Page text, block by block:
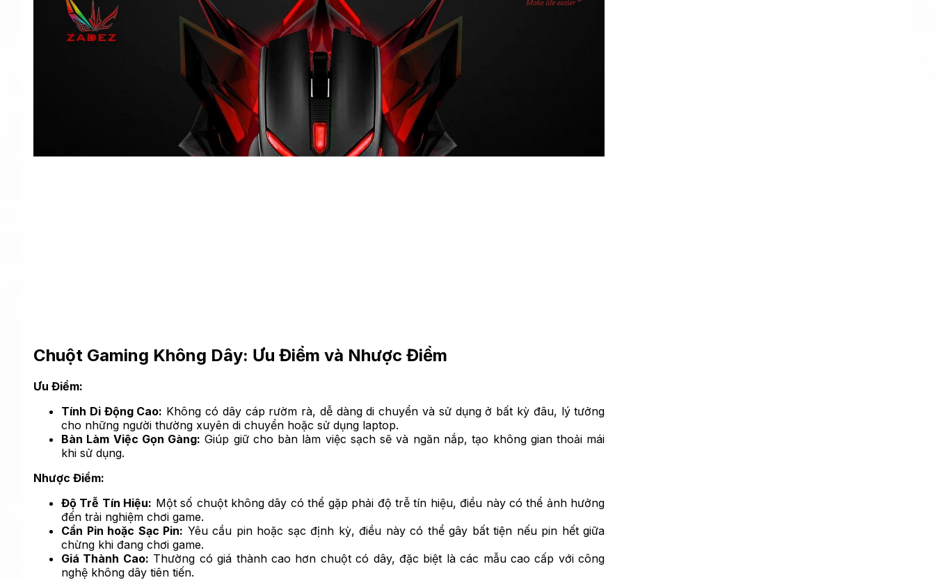
Chuột Gaming Không Dây: Ưu Điểm và Nhược Điểm
Ưu Điểm:
Tính Di Động Cao: Không có dây cáp rườm rà, dễ dàng di chuyển và sử dụng ở bất kỳ đâu, lý tưởng
cho những người thường xuyên di chuyển hoặc sử dụng laptop.
Bàn Làm Việc Gọn Gàng: Giúp giữ cho bàn làm việc sạch sẽ và ngăn nắp, tạo không gian thoải mái
khi sử dụng.
Nhược Điểm:
Độ Trễ Tín Hiệu: Một số chuột không dây có thể gặp phải độ trễ tín hiệu, điều này có thể ảnh hưởng
đến trải nghiệm chơi game.
Cần Pin hoặc Sạc Pin: Yêu cầu pin hoặc sạc định kỳ, điều này có thể gây bất tiện nếu pin hết giữa
chừng khi đang chơi game.
Giá Thành Cao: Thường có giá thành cao hơn chuột có dây, đặc biệt là các mẫu cao cấp với công
nghệ không dây tiên tiến.